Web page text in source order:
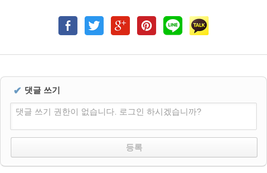
✔ 댓글 쓰기
댓글 쓰기 권한이 없습니다. 로그인 하시겠습니까?